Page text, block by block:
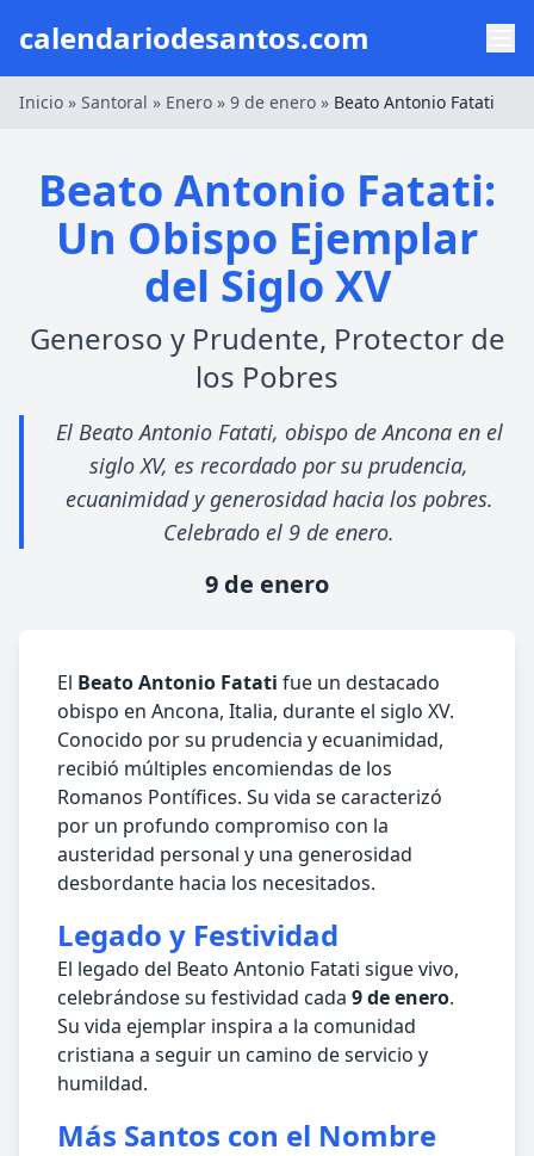
calendariodesantos.com
Inicio » Santoral » Enero » 9 de enero » Beato Antonio Fatati
Beato Antonio Fatati:
Un Obispo Ejemplar
del Siglo XV
Generoso y Prudente, Protector de
los Pobres
El Beato Antonio Fatati, obispo de Ancona en el
siglo XV, es recordado por su prudencia,
ecuanimidad y generosidad hacia los pobres.
Celebrado el 9 de enero.
9 de enero
El Beato Antonio Fatati fue un destacado
obispo en Ancona, Italia, durante el siglo XV.
Conocido por su prudencia y ecuanimidad,
recibió múltiples encomiendas de los
Romanos Pontífices. Su vida se caracterizó
por un profundo compromiso con la
austeridad personal y una generosidad
desbordante hacia los necesitados.
Legado y Festividad
El legado del Beato Antonio Fatati sigue vivo,
celebrándose su festividad cada 9 de enero.
Su vida ejemplar inspira a la comunidad
cristiana a seguir un camino de servicio y
humildad.
Más Santos con el Nombre